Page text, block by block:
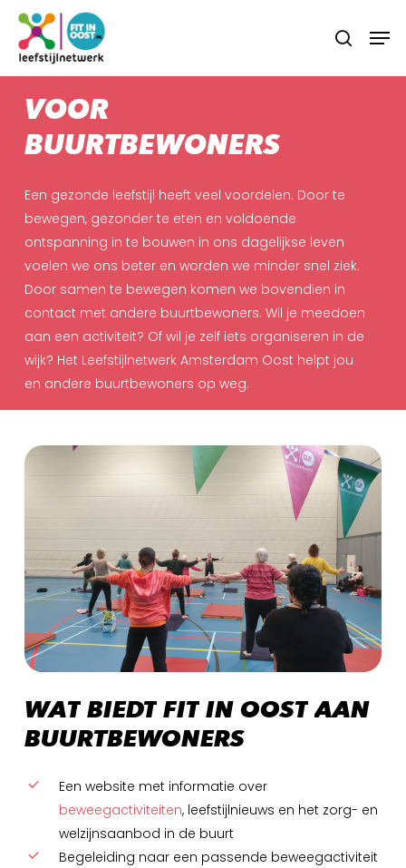
Skip
main
content
search
VOOR
BUURTBEWONERS
Een gezonde leefstijl heeft veel voordelen. Door te
bewegen, gezonder te eten en voldoende
ontspanning in te bouwen in ons dagelijkse leven
voelen we ons beter en worden we minder snel ziek.
Door samen te bewegen komen we bovendien in
contact met andere buurtbewoners. Wil je meedoen
aan een activiteit? Of wil je zelf iets organiseren in de
wijk? Het Leefstijlnetwerk Amsterdam Oost helpt jou
en andere buurtbewoners op weg.
WAT BIEDT FIT IN OOST AAN
BUURTBEWONERS
Een website met informatie over
beweegactiviteiten, leefstijlnieuws en het zorg- en
welzijnsaanbod in de buurt
Begeleiding naar een passende beweegactiviteit